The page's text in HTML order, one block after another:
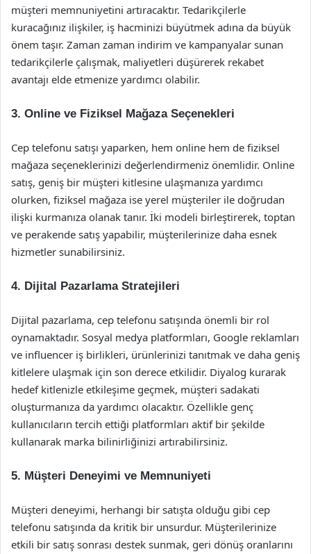
müşteri memnuniyetini artıracaktır. Tedarikçilerle
kuracağınız ilişkiler, iş hacminizi büyütmek adına da büyük
önem taşır. Zaman zaman indirim ve kampanyalar sunan
tedarikçilerle çalışmak, maliyetleri düşürerek rekabet
avantajı elde etmenize yardımcı olabilir.
3. Online ve Fiziksel Mağaza Seçenekleri
Cep telefonu satışı yaparken, hem online hem de fiziksel
mağaza seçeneklerinizi değerlendirmeniz önemlidir. Online
satış, geniş bir müşteri kitlesine ulaşmanıza yardımcı
olurken, fiziksel mağaza ise yerel müşteriler ile doğrudan
ilişki kurmanıza olanak tanır. İki modeli birleştirerek, toptan
ve perakende satış yapabilir, müşterilerinize daha esnek
hizmetler sunabilirsiniz.
4. Dijital Pazarlama Stratejileri
Dijital pazarlama, cep telefonu satışında önemli bir rol
oynamaktadır. Sosyal medya platformları, Google reklamları
ve influencer iş birlikleri, ürünlerinizi tanıtmak ve daha geniş
kitlelere ulaşmak için son derece etkilidir. Diyalog kurarak
hedef kitlenizle etkileşime geçmek, müşteri sadakati
oluşturmanıza da yardımcı olacaktır. Özellikle genç
kullanıcıların tercih ettiği platformları aktif bir şekilde
kullanarak marka bilinirliğinizi artırabilirsiniz.
5. Müşteri Deneyimi ve Memnuniyeti
Müşteri deneyimi, herhangi bir satışta olduğu gibi cep
telefonu satışında da kritik bir unsurdur. Müşterilerinize
etkili bir satış sonrası destek sunmak, geri dönüş oranlarını